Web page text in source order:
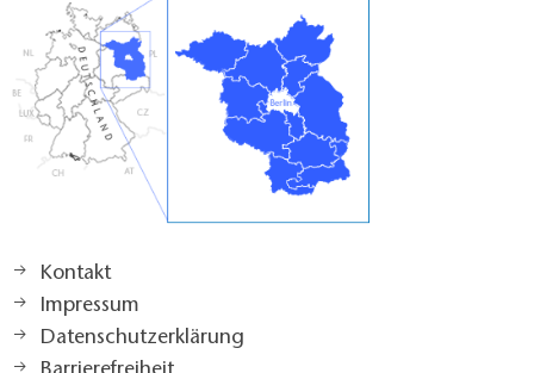
Kontakt
Impressum
Datenschutzerklärung